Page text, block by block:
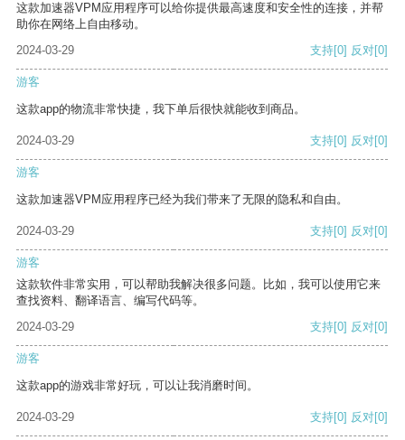
这款加速器VPM应用程序可以给你提供最高速度和安全性的连接，并帮
助你在网络上自由移动。
2024-03-29
支持[0] 反对[0]
游客
这款app的物流非常快捷，我下单后很快就能收到商品。
2024-03-29 支持[0] 反对[0]
游客
这款加速器VPM应用程序已经为我们带来了无限的隐私和自由。
2024-03-29 支持[0] 反对[0]
游客
这款软件非常实用，可以帮助我解决很多问题。比如，我可以使用它来
查找资料、翻译语言、编写代码等。
2024-03-29
支持[0] 反对[0]
游客
这款app的游戏非常好玩，可以让我消磨时间。
2024-03-29 支持[0] 反对[0]